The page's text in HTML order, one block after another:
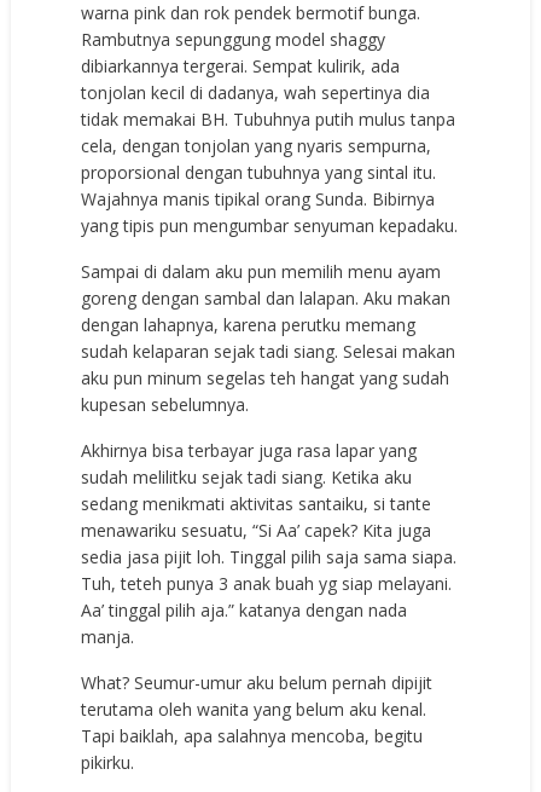
warna pink dan rok pendek bermotif bunga.
Rambutnya sepunggung model shaggy
dibiarkannya tergerai. Sempat kulirik, ada
tonjolan kecil di dadanya, wah sepertinya dia
tidak memakai BH. Tubuhnya putih mulus tanpa
cela, dengan tonjolan yang nyaris sempurna,
proporsional dengan tubuhnya yang sintal itu.
Wajahnya manis tipikal orang Sunda. Bibirnya
yang tipis pun mengumbar senyuman kepadaku.
Sampai di dalam aku pun memilih menu ayam
goreng dengan sambal dan lalapan. Aku makan
dengan lahapnya, karena perutku memang
sudah kelaparan sejak tadi siang. Selesai makan
aku pun minum segelas teh hangat yang sudah
kupesan sebelumnya.
Akhirnya bisa terbayar juga rasa lapar yang
sudah melilitku sejak tadi siang. Ketika aku
sedang menikmati aktivitas santaiku, si tante
menawariku sesuatu, “Si Aa’ capek? Kita juga
sedia jasa pijit loh. Tinggal pilih saja sama siapa.
Tuh, teteh punya 3 anak buah yg siap melayani.
Aa’ tinggal pilih aja.” katanya dengan nada
manja.
What? Seumur-umur aku belum pernah dipijit
terutama oleh wanita yang belum aku kenal.
Tapi baiklah, apa salahnya mencoba, begitu
pikirku.